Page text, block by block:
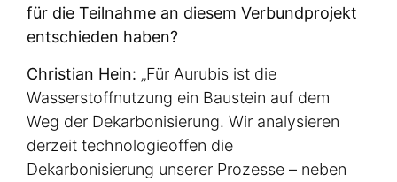
für die Teilnahme an diesem Verbundprojekt
entschieden haben?
Christian Hein: „Für Aurubis ist die
Wasserstoffnutzung ein Baustein auf dem
Weg der Dekarbonisierung. Wir analysieren
derzeit technologieoffen die
Dekarbonisierung unserer Prozesse – neben